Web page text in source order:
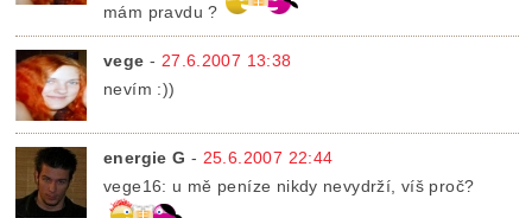
mám pravdu ?
vege - 27.6.2007 13:38
nevím :))
energie G - 25.6.2007 22:44
vege16: u mě peníze nikdy nevydrží, víš proč?